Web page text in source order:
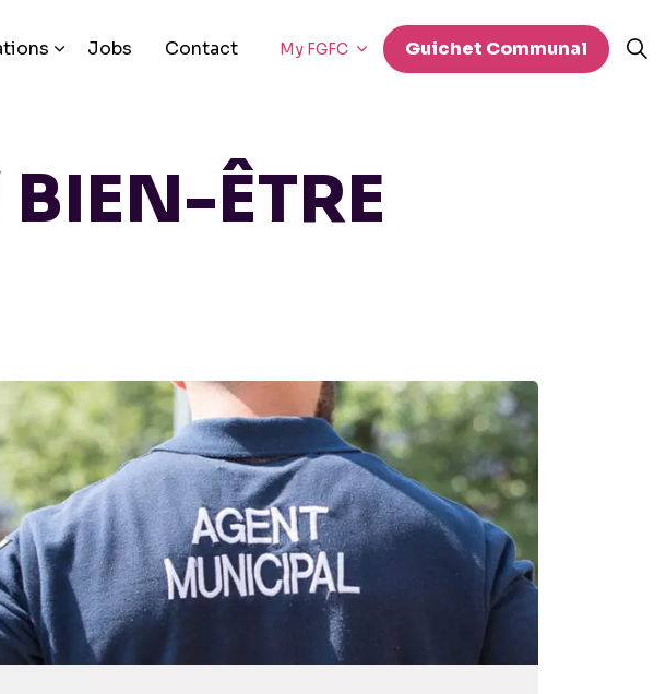
Jobs Contact Guichet Communal
My FGFC
ÊTRE